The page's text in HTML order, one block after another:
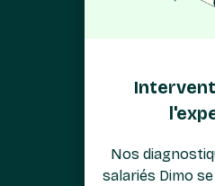
Nos
salariés Dimo